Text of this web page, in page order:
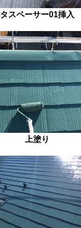
タスペーサー01挿入
上塗り